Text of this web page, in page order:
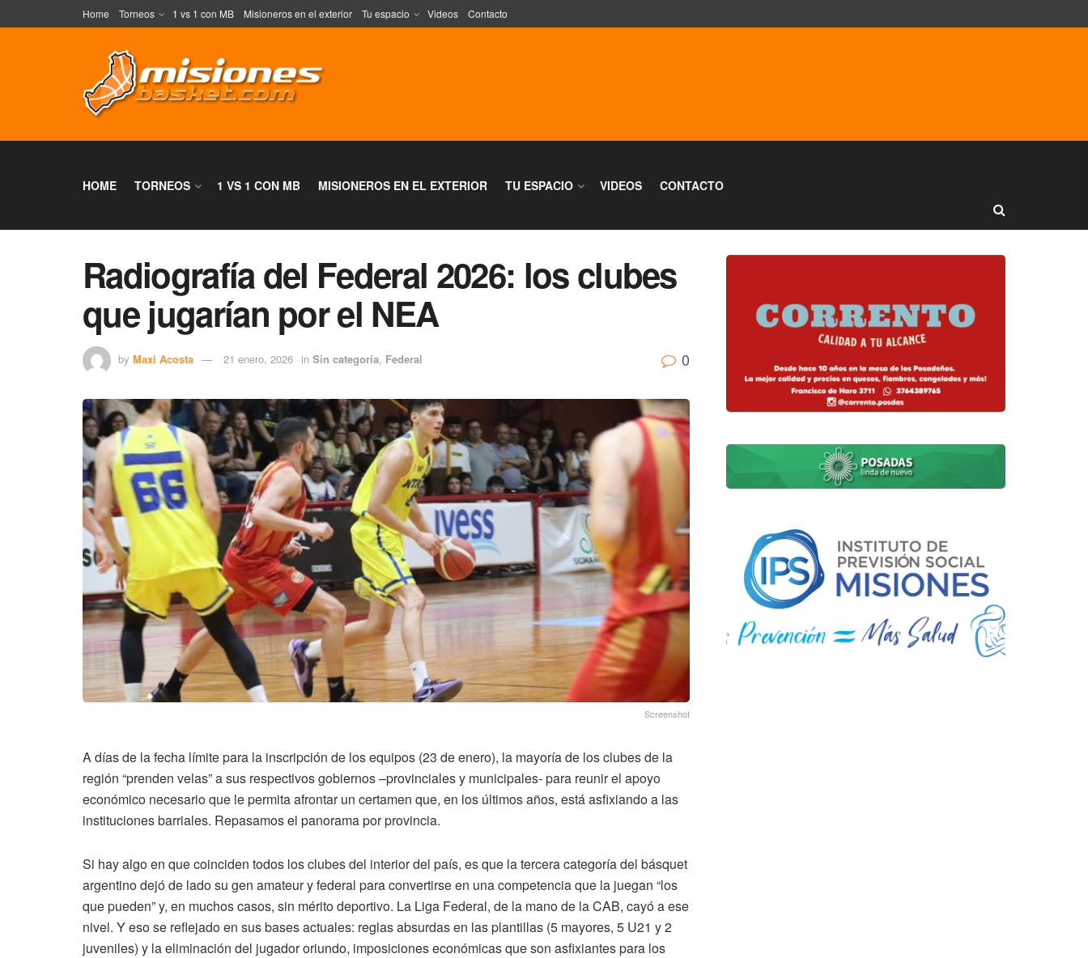
Home Torneos 1 vs 1 con MB Misioneros en el exterior Tu espacio Videos Contacto
HOME TORNEOS 1 VS 1 CON MB MISIONEROS EN EL EXTERIOR TU ESPACIO VIDEOS CONTACTO
Radiografía del Federal 2026: los clubes
que jugarían por el NEA
by Maxi Acosta 21 enero, 2026 in Sin categoría, Federal 0
Screenshot
A días de la fecha límite para la inscripción de los equipos (23 de enero), la mayoría de los clubes de la
región “prenden velas” a sus respectivos gobiernos –provinciales y municipales- para reunir el apoyo
económico necesario que le permita afrontar un certamen que, en los últimos años, está asfixiando a las
instituciones barriales. Repasamos el panorama por provincia.
Si hay algo en que coinciden todos los clubes del interior del país, es que la tercera categoría del básquet
argentino dejó de lado su gen amateur y federal para convertirse en una competencia que la juegan “los
que pueden” y, en muchos casos, sin mérito deportivo. La Liga Federal, de la mano de la CAB, cayó a ese
nivel. Y eso se reflejado en sus bases actuales: reglas absurdas en las plantillas (5 mayores, 5 U21 y 2
juveniles) y la eliminación del jugador oriundo, imposiciones económicas que son asfixiantes para los